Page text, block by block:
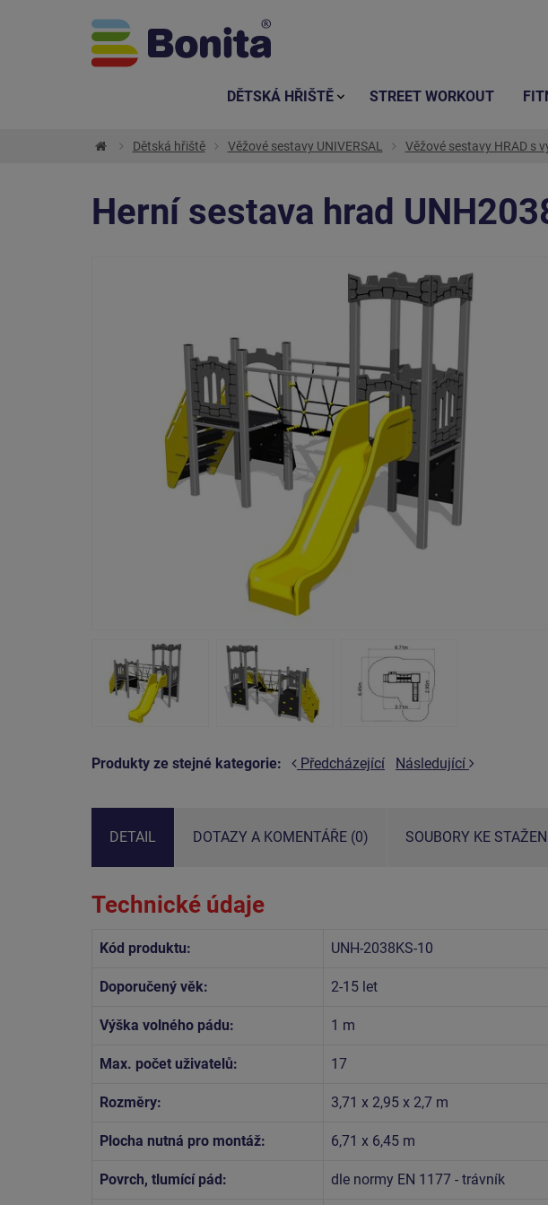
Dětská hřiště Věžové sestavy UNIVERSAL Věžové sestavy HRAD s
Herní sestava hrad
Produkty ze stejné kategorie: Předcházející Následující
DETAIL DOTAZY A KOMENTÁŘE (0) SOUBORY KE
Technické údaje
Kód produktu: UNH-2038KS-10
Doporučený věk: 2-15 let
Výška volného pádu: 1 m
Max. počet uživatelů: 17
Rozměry: 3,71 x 2,95 x 2,7 m
Plocha nutná pro montáž: 6,71 x 6,45 m
Povrch, tlumící pád: dle normy EN 1177 - trávník
DĚTSKÁ HŘIŠTĚ STREET WORKOUT